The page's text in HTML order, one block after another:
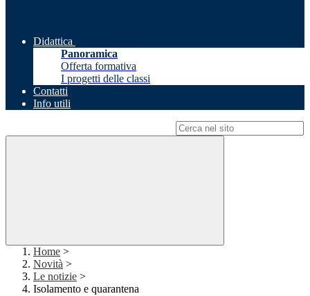
Didattica
Panoramica
Offerta formativa
I progetti delle classi
Contatti
Info utili
Home >
Novità >
Le notizie >
Isolamento e quarantena